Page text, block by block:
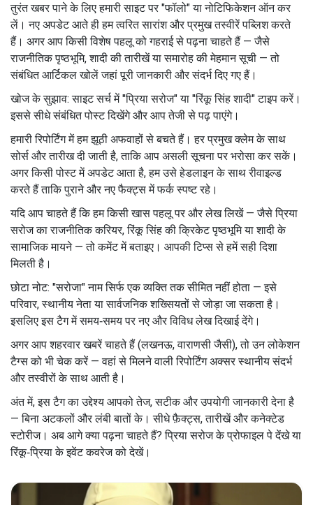
तुरंत खबर पाने के लिए हमारी साइट पर "फॉलो" या नोटिफिकेशन ऑन कर
लें। नए अपडेट आते ही हम त्वरित सारांश और प्रमुख तस्वीरें पब्लिश करते
हैं। अगर आप किसी विशेष पहलू को गहराई से पढ़ना चाहते हैं — जैसे
राजनीतिक पृष्ठभूमि, शादी की तारीखें या समारोह की मेहमान सूची — तो
संबंधित आर्टिकल खोलें जहां पूरी जानकारी और संदर्भ दिए गए हैं।
खोज के सुझाव: साइट सर्च में "प्रिया सरोज" या "रिंकू सिंह शादी" टाइप करें।
इससे सीधे संबंधित पोस्ट दिखेंगे और आप तेजी से पढ़ पाएंगे।
हमारी रिपोर्टिंग में हम झूठी अफवाहों से बचते हैं। हर प्रमुख क्लेम के साथ
सोर्स और तारीख दी जाती है, ताकि आप असली सूचना पर भरोसा कर सकें।
अगर किसी पोस्ट में अपडेट आता है, हम उसे हेडलाइन के साथ रीवाइल्ड
करते हैं ताकि पुराने और नए फैक्ट्स में फर्क स्पष्ट रहे।
यदि आप चाहते हैं कि हम किसी खास पहलू पर और लेख लिखें — जैसे प्रिया
सरोज का राजनीतिक करियर, रिंकू सिंह की क्रिकेट पृष्ठभूमि या शादी के
सामाजिक मायने — तो कमेंट में बताइए। आपकी टिप्स से हमें सही दिशा
मिलती है।
छोटा नोट: "सरोजा" नाम सिर्फ एक व्यक्ति तक सीमित नहीं होता — इसे
परिवार, स्थानीय नेता या सार्वजनिक शख्सियतों से जोड़ा जा सकता है।
इसलिए इस टैग में समय‑समय पर नए और विविध लेख दिखाई देंगे।
अगर आप शहरवार खबरें चाहते हैं (लखनऊ, वाराणसी जैसी), तो उन लोकेशन
टैग्स को भी चेक करें — वहां से मिलने वाली रिपोर्टिंग अक्सर स्थानीय संदर्भ
और तस्वीरों के साथ आती है।
अंत में, इस टैग का उद्देश्य आपको तेज, सटीक और उपयोगी जानकारी देना है
— बिना अटकलों और लंबी बातों के। सीधे फ़ैक्ट्स, तारीखें और कनेक्टेड
स्टोरीज। अब आगे क्या पढ़ना चाहते हैं? प्रिया सरोज के प्रोफाइल पे देंखे या
रिंकू‑प्रिया के इवेंट कवरेज को देखें।